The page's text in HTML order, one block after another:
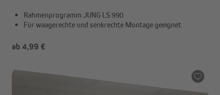
Rahmenprogramm JUNG LS 990
Für waagerechte und senkrechte Montage geeignet
ab 4,99 €